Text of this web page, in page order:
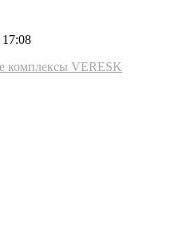
17:08
комплексы VERESK